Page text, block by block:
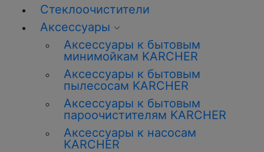
Стеклоочистители
Аксессуары
Аксессуары к бытовым
минимойкам KARCHER
Аксессуары к бытовым
пылесосам KARCHER
Аксессуары к бытовым
пароочистителям KARCHER
Аксессуары к насосам
KARCHER